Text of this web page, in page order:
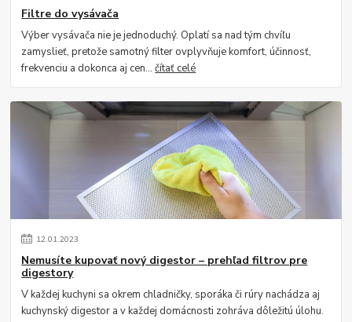
Filtre do vysávača
Výber vysávača nie je jednoduchý. Oplatí sa nad tým chvíľu
zamyslieť, pretože samotný filter ovplyvňuje komfort, účinnosť,
frekvenciu a dokonca aj cen...čítať celé
12.01.2023
Nemusíte kupovať nový digestor – prehľad filtrov pre
digestory
V každej kuchyni sa okrem chladničky, sporáka či rúry nachádza aj
kuchynský digestor a v každej domácnosti zohráva dôležitú úlohu.